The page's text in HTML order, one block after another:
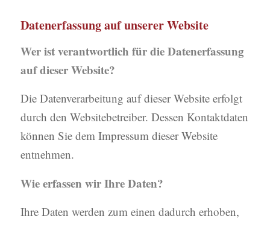
Datenerfassung auf unserer Website
Wer ist verantwortlich für die Datenerfassung
auf dieser Website?
Die Datenverarbeitung auf dieser Website erfolgt
durch den Websitebetreiber. Dessen Kontaktdaten
können Sie dem Impressum dieser Website
entnehmen.
Wie erfassen wir Ihre Daten?
Ihre Daten werden zum einen dadurch erhoben,